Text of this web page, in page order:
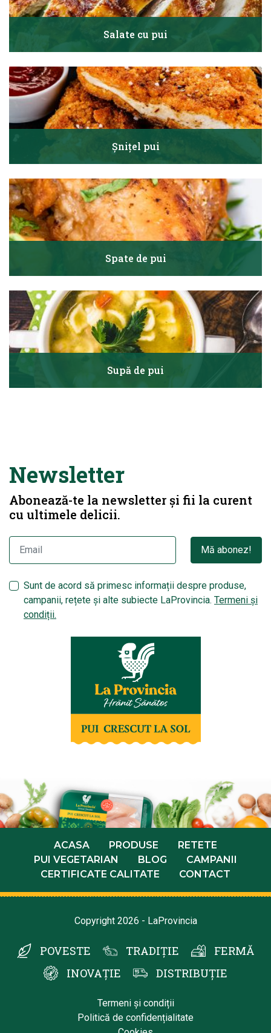
Salate cu pui
Șnițel pui
Spate de pui
Supă de pui
Newsletter
Abonează-te la newsletter și fii la curent
cu ultimele delicii.
Mă abonez!
Sunt de acord să primesc informații despre produse,
campanii, rețete și alte subiecte LaProvincia. Termeni și
condiții.
ACASA PRODUSE
RETETE
PUI VEGETARIAN
BLOG
CAMPANII
CERTIFICATE CALITATE
CONTACT
Copyright 2026 - LaProvincia
POVESTE TRADIȚIE
FERMĂ
INOVAȚIE
DISTRIBUȚIE
Termeni și condiții
Politică de confidențialitate